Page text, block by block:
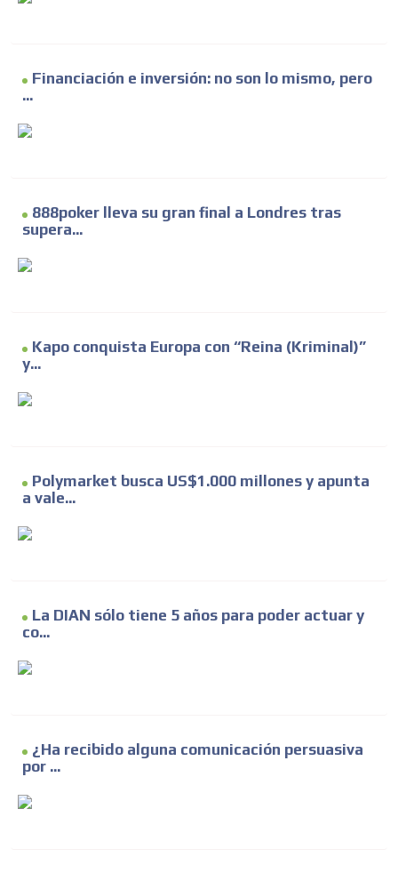
Financiación e inversión: no son lo mismo, pero
...
888poker lleva su gran final a Londres tras
supera...
Kapo conquista Europa con “Reina (Kriminal)”
y...
Polymarket busca US$1.000 millones y apunta
a vale...
La DIAN sólo tiene 5 años para poder actuar y
co...
¿Ha recibido alguna comunicación persuasiva
por ...